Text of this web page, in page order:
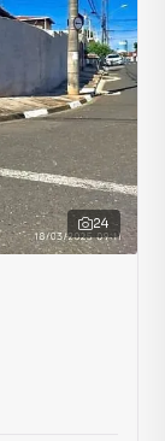
24